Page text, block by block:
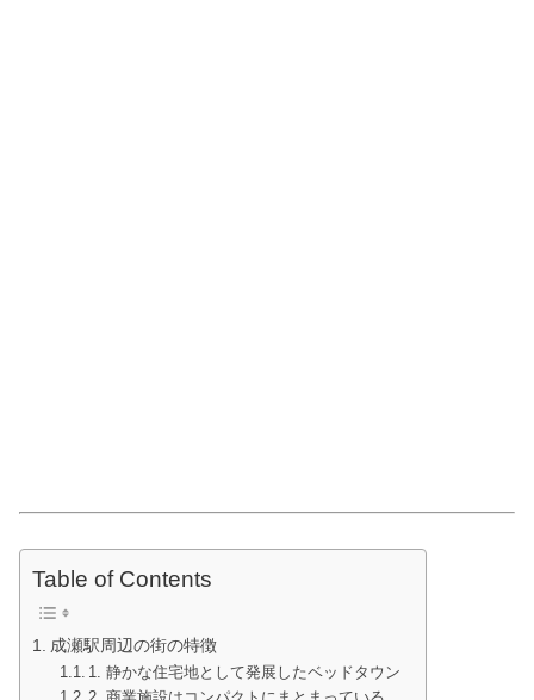
Table of Contents
成瀬駅周辺の街の特徴
1. 静かな住宅地として発展したベッドタウン